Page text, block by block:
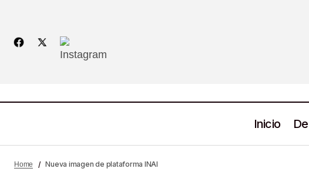
Inicio
Judicial?
Home Nueva imagen de plataforma INAI